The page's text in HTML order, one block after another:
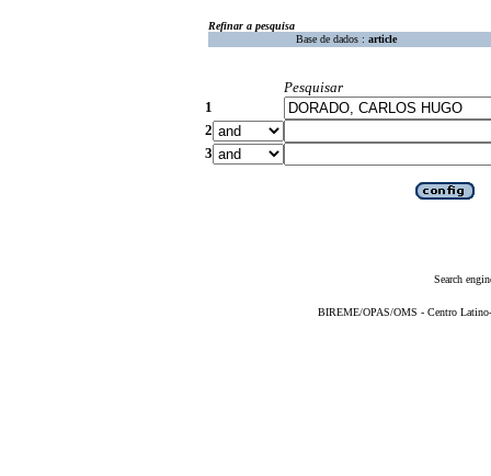
Refinar a pesquisa
Base de dados : article
Pesquisar
1
2
3
Search
BIREME/OPAS/OMS - Centro Latino-